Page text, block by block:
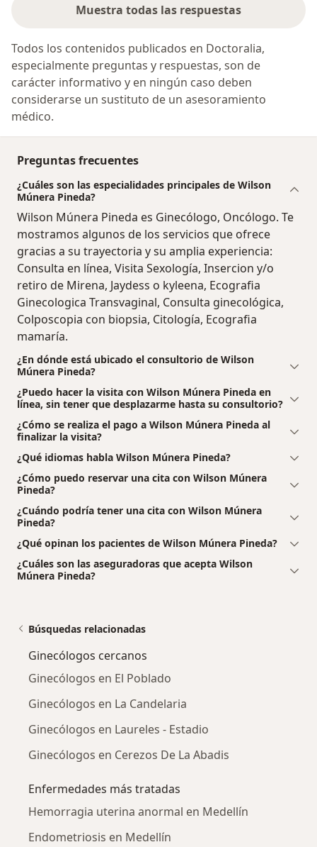
Muestra todas las respuestas
Todos los contenidos publicados en Doctoralia,
especialmente preguntas y respuestas, son de
carácter informativo y en ningún caso deben
considerarse un sustituto de un asesoramiento
médico.
Preguntas frecuentes
¿Cuáles son las especialidades principales de Wilson
Múnera Pineda?
Wilson Múnera Pineda es Ginecólogo, Oncólogo. Te
mostramos algunos de los servicios que ofrece
gracias a su trayectoria y su amplia experiencia:
Consulta en línea, Visita Sexología, Insercion y/o
retiro de Mirena, Jaydess o kyleena, Ecografia
Ginecologica Transvaginal, Consulta ginecológica,
Colposcopia con biopsia, Citología, Ecografia
mamaría.
¿En dónde está ubicado el consultorio de Wilson
Múnera Pineda?
¿Puedo hacer la visita con Wilson Múnera Pineda en
línea, sin tener que desplazarme hasta su consultorio?
¿Cómo se realiza el pago a Wilson Múnera Pineda al
finalizar la visita?
¿Qué idiomas habla Wilson Múnera Pineda?
¿Cómo puedo reservar una cita con Wilson Múnera
Pineda?
¿Cuándo podría tener una cita con Wilson Múnera
Pineda?
¿Qué opinan los pacientes de Wilson Múnera Pineda?
¿Cuáles son las aseguradoras que acepta Wilson
Múnera Pineda?
Búsquedas relacionadas
Ginecólogos cercanos
Ginecólogos en El Poblado
Ginecólogos en La Candelaria
Ginecólogos en Laureles - Estadio
Ginecólogos en Cerezos De La Abadis
Enfermedades más tratadas
Hemorragia uterina anormal en Medellín
Endometriosis en Medellín